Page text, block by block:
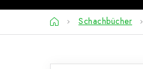
StartseiteSchachbücher